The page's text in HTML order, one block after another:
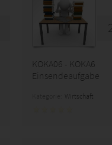
KOKA06 - KOKA6
Einsendeaufgabe
Wirtschaft